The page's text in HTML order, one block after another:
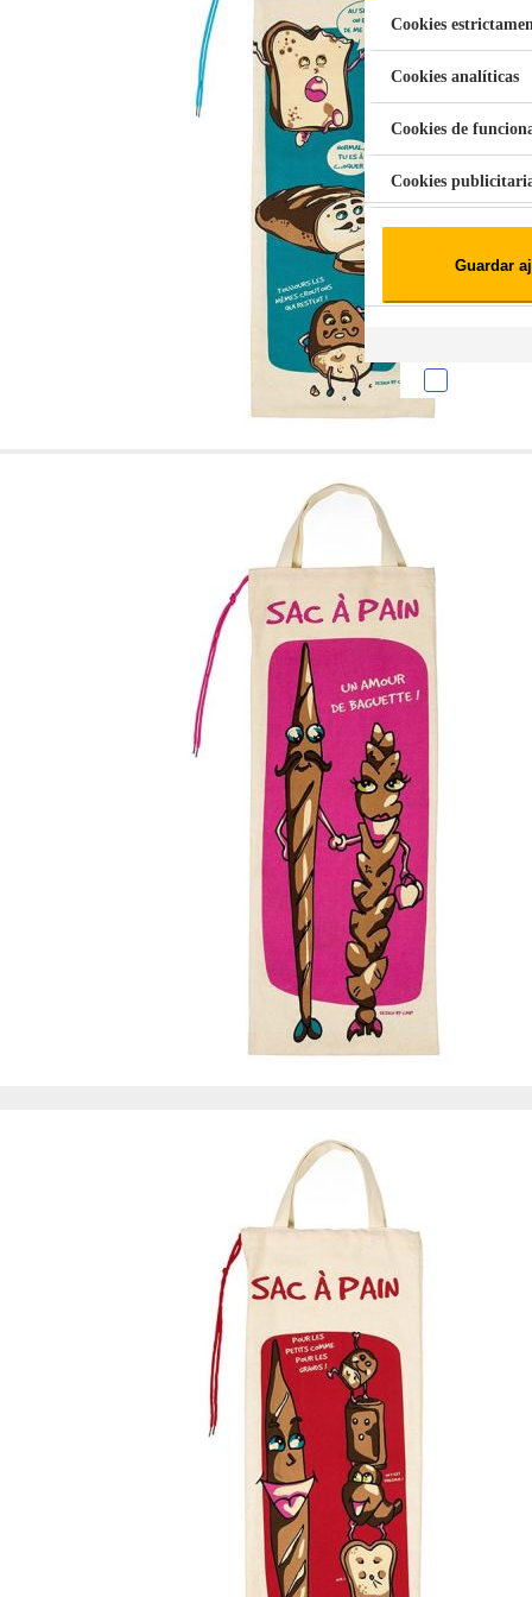
Aspiradora Quitamanchas 450W
Cookies
Cookies analíticas
Cookies de
Cookies
que el sitio web
experiencia web
tipos de cookies.
los servicios que
Más información
Cookies
Estas cookies son
cookies
administrar tu
presentación del
existencia de estas
información de
Información de las
Cookies analíticas
Estas cookies nos
Estas cookies
Cookies
Nuestros partners
crear un perfil de
publicidad estará
Información de las
Guardar